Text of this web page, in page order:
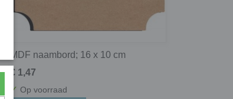
MDF naambord; 16 x 10 cm
€ 1,47
✓ Op voorraad